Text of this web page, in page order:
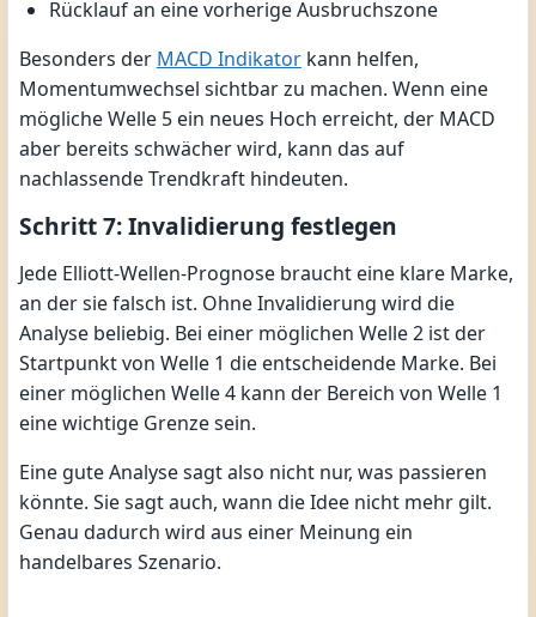
Rücklauf an eine vorherige Ausbruchszone
Besonders der MACD Indikatorkann helfen,
Momentumwechsel sichtbar zu machen. Wenn eine
mögliche Welle 5 ein neues Hoch erreicht, der MACD
aber bereits schwächer wird, kann das auf
nachlassende Trendkraft hindeuten.
Schritt 7: Invalidierung festlegen
Jede Elliott-Wellen-Prognose braucht eine klare Marke,
an der sie falsch ist. Ohne Invalidierung wird die
Analyse beliebig. Bei einer möglichen Welle 2 ist der
Startpunkt von Welle 1 die entscheidende Marke. Bei
einer möglichen Welle 4 kann der Bereich von Welle 1
eine wichtige Grenze sein.
Eine gute Analyse sagt also nicht nur, was passieren
könnte. Sie sagt auch, wann die Idee nicht mehr gilt.
Genau dadurch wird aus einer Meinung ein
handelbares Szenario.